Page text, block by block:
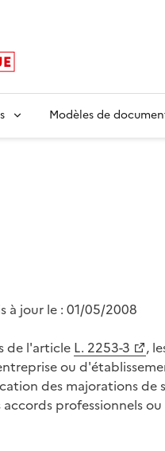
Modèles de
à jour le : 01/05/2008
de l'article L. 2253-3
,
ou
des majorations de
professionnels